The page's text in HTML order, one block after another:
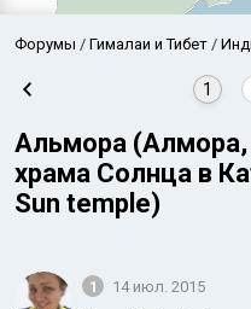
Аравийское море
Форумы Гималаи и Тибет
1
Альмора (Алмора,
храма Солнца в
Sun temple)
1 14 июл. 2015